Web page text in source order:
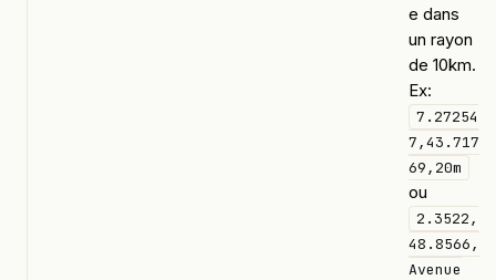
e dans
un rayon
de 10km.
Ex:
7.27254
7,43.717
69,20m
ou
2.3522,
48.8566,
Avenue